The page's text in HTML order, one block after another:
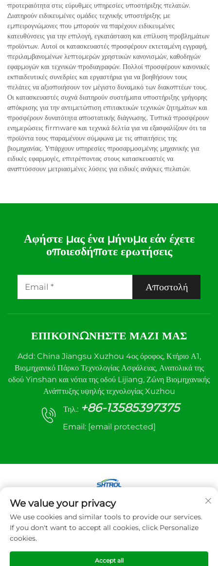
προτεραιότητα στις εύρυθμες υπηρεσίες υποστήριξης πελατών.
Διατηρούν ειδικευμένες ομάδες τεχνικής υποστήριξης με
εμπειρογνώμονες που μπορούν να παρέχουν ειδικευμένες
κατευθύνσεις για την επιλογή, εγκατάσταση και επίλυση προβλημάτων
προϊόντων. Αυτοί οι κατασκευαστές προσφέρουν εκτεταμένη εγγραφή,
περιλαμβανομένων λεπτομερών χρηστικών κανονισμών, καθοδηγών
εφαρμογών και τεχνικών προδιαγραφών. Πολλοί προσφέρουν κανονικές
εκπαιδευτικές συνεδρίες και εργαστήρια για να βοηθήσουν τους
πελάτες να αξιοποιήσουν τον μέγιστο δυναμικό των διακοπτέων τους.
Οι κατασκευαστές συχνά διατηρούν συστήματα υποστήριξης γρήγορης
απόκρισης για την αντιμετώπιση επιτακτικών τεχνικών ζητημάτων και
προσφέρουν δυνατότητα αποστατικής διάγνωσης. Τυπικά προσφέρουν
ενημερώσεις firmware και τεχνικά δελτία για να εξασφαλίζουν ότι τα
προϊόντα τους παραμένουν σύμφωνα με τις απαιτήσεις της
βιομηχανίας. Υπάρχουν υπηρεσίες προσαρμοσμένης μηχανικής για
ειδικές εφαρμογές, επιτρέποντας στους κατασκευαστές να
αναπτύσσουν μετριασμένες λύσεις για ειδικές ανάγκες πελατών.
Αφήστε μας ένα μήνυμα εάν έχετε
οποιεσδήποτε ερωτήσεις
Αποστολή
ΕΠΙΚΟΙΝΩΝΉΣΤΕ ΜΑΖΊ ΜΑΣ
Add: China Jiangsu Xuzhou 4ος όροφος, Κτήριο Α1,
Βιομηχανικό Πάρκο Τεχνολογίας Ασφάλειας, Ανατολικά της
οδού Yinshan και νότια της οδού Lijiang, Ζώνη Βιομηχανικής
Ανάπτυξης υψηλής τεχνολογίας Xuzhou
Τηλ.: +86-13585397375
Email: [email protected]
Πνευματικά δικαιώματα © 2025 Xuzhou sanhe
Automatic Control equipment Co.,LTD. Με την
επιφύλαξη παντός δικαιώματος
We value your privacy
We use cookies and similar tools to provide our services.
If you don't want to accept all cookies, click Personalize
cookies.
Accept all